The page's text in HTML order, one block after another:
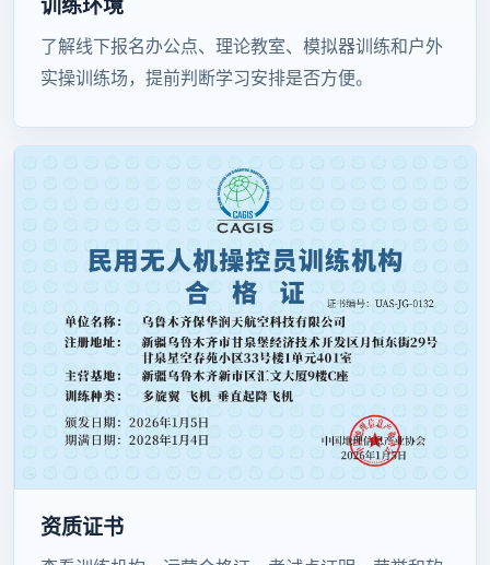
训练环境
了解线下报名办公点、理论教室、模拟器训练和户外
实操训练场，提前判断学习安排是否方便。
资质证书